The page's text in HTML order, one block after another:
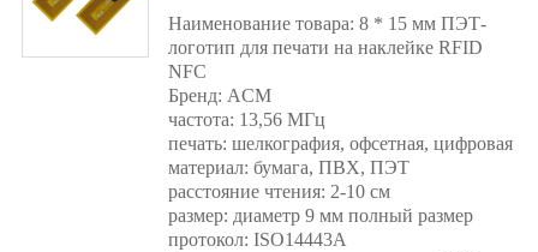
Наименование товара: 8 * 15 мм ПЭТ-
логотип для печати на наклейке RFID
NFC
Бренд: ACM
частота: 13,56 МГц
печать: шелкография, офсетная, цифровая
материал: бумага, ПВХ, ПЭТ
расстояние чтения: 2-10 см
размер: диаметр 9 мм полный размер
протокол: ISO14443A